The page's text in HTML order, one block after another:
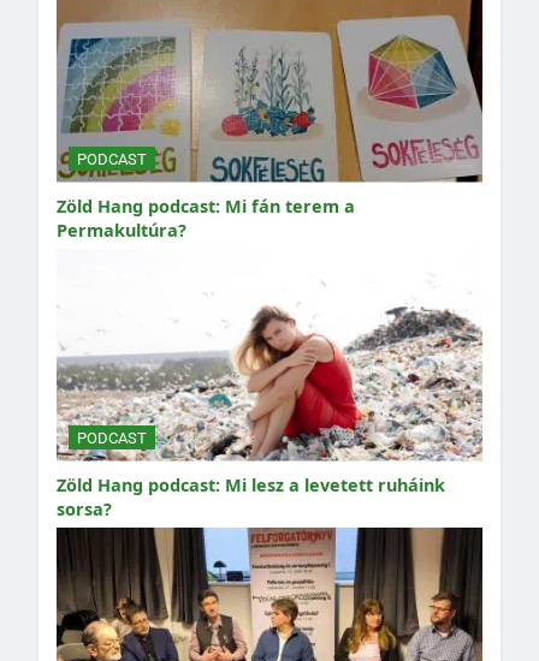
PODCAST
Zöld Hang podcast: Mi fán terem a
Permakultúra?
PODCAST
Zöld Hang podcast: Mi lesz a levetett ruháink
sorsa?